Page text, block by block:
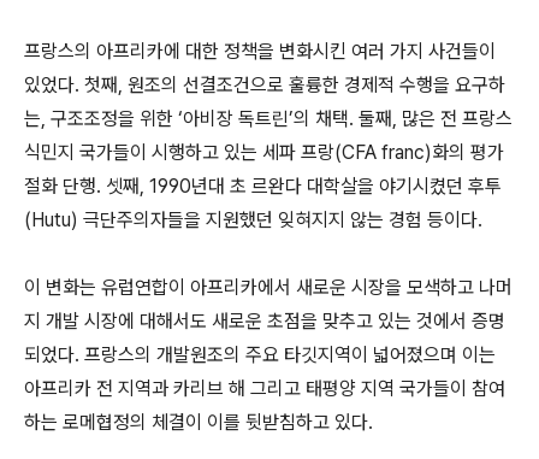
프랑스의 아프리카에 대한 정책을 변화시킨 여러 가지 사건들이
있었다. 첫째, 원조의 선결조건으로 훌륭한 경제적 수행을 요구하
는, 구조조정을 위한 ‘아비장 독트린’의 채택. 둘째, 많은 전 프랑스
식민지 국가들이 시행하고 있는 세파 프랑(CFA franc)화의 평가
절화 단행. 셋째, 1990년대 초 르완다 대학살을 야기시켰던 후투
(Hutu) 극단주의자들을 지원했던 잊혀지지 않는 경험 등이다.
이 변화는 유럽연합이 아프리카에서 새로운 시장을 모색하고 나머
지 개발 시장에 대해서도 새로운 초점을 맞추고 있는 것에서 증명
되었다. 프랑스의 개발원조의 주요 타깃지역이 넓어졌으며 이는
아프리카 전 지역과 카리브 해 그리고 태평양 지역 국가들이 참여
하는 로메협정의 체결이 이를 뒷받침하고 있다.